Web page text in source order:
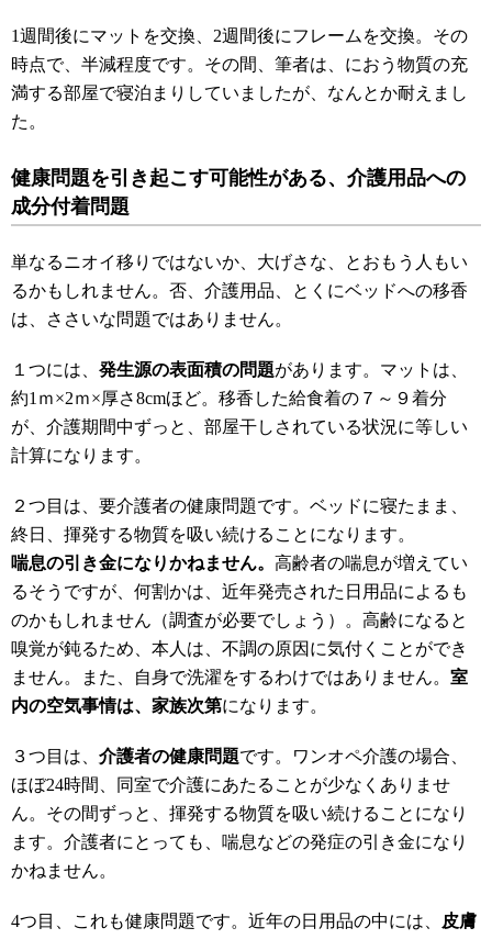
1週間後にマットを交換、2週間後にフレームを交換。その
時点で、半減程度です。その間、筆者は、におう物質の充
満する部屋で寝泊まりしていましたが、なんとか耐えまし
た。
健康問題を引き起こす可能性がある、介護用品への
成分付着問題
単なるニオイ移りではないか、大げさな、とおもう人もい
るかもしれません。否、介護用品、とくにベッドへの移香
は、ささいな問題ではありません。
１つには、 発生源の表面積の問題があります。マットは、
約1ｍ×2ｍ×厚さ8cmほど。移香した給食着の７～９着分
が、介護期間中ずっと、部屋干しされている状況に等しい
計算になります。
２つ目は、要介護者の健康問題です。ベッドに寝たまま、
終日、揮発する物質を吸い続けることになります。
喘息の引き金になりかねません。 高齢者の喘息が増えてい
るそうですが、何割かは、近年発売された日用品によるも
のかもしれません（調査が必要でしょう）。高齢になると
嗅覚が鈍るため、本人は、不調の原因に気付くことができ
ません。また、自身で洗濯をするわけではありません。 室
内の空気事情は、家族次第になります。
３つ目は、 介護者の健康問題です。ワンオペ介護の場合、
ほぼ24時間、同室で介護にあたることが少なくありませ
ん。その間ずっと、揮発する物質を吸い続けることになり
ます。介護者にとっても、喘息などの発症の引き金になり
かねません。
4つ目、これも健康問題です。近年の日用品の中には、
皮膚